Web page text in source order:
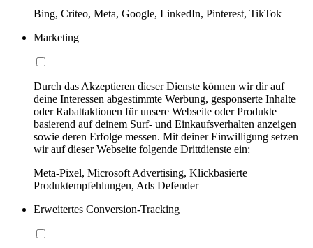
Bing, Criteo, Meta, Google, LinkedIn, Pinterest, TikTok
Marketing
Durch das Akzeptieren dieser Dienste können wir dir auf
deine Interessen abgestimmte Werbung, gesponserte Inhalte
oder Rabattaktionen für unsere Webseite oder Produkte
basierend auf deinem Surf- und Einkaufsverhalten anzeigen
sowie deren Erfolge messen. Mit deiner Einwilligung setzen
wir auf dieser Webseite folgende Drittdienste ein:
Meta-Pixel, Microsoft Advertising, Klickbasierte
Produktempfehlungen, Ads Defender
Erweitertes Conversion-Tracking